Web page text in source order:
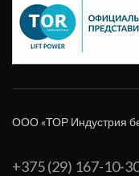
ООО «ТОР Индустрия
+375 (29) 167-10-